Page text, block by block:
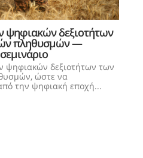
ψηφιακών δεξιοτήτων
πληθυσμών —
ψηφιακών δεξιοτήτων των
ώστε να
την ψηφιακή εποχή...